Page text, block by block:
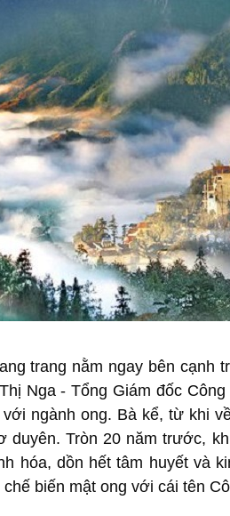
trang nằm ngay bên cạnh
Nga - Tổng Giám đốc
ngành ong. Bà kể, từ khi
duyên. Tròn 20 năm trước,
hóa, dồn hết tâm huyết và
biến mật ong với cái tên